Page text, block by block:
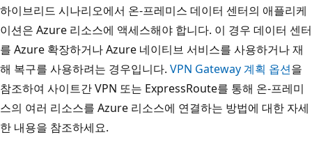
하이브리드 시나리오에서 온-프레미스 데이터 센터의 애플리케
이션은 Azure 리소스에 액세스해야 합니다. 이 경우 데이터 센터
를 Azure 확장하거나 Azure 네이티브 서비스를 사용하거나 재
해 복구를 사용하려는 경우입니다. VPN Gateway 계획 옵션을
참조하여 사이트간 VPN 또는 ExpressRoute를 통해 온-프레미
스의 여러 리소스를 Azure 리소스에 연결하는 방법에 대한 자세
한 내용을 참조하세요.